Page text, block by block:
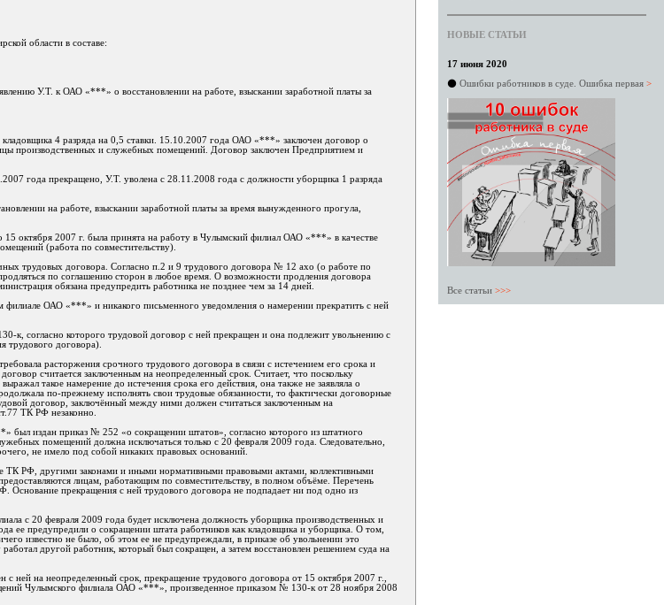
НОВЫЕ СТАТЬИ
17 июня 2020
⚫ Ошибки работников в суде. Ошибка первая >
Все статьи >>>
области в составе:
У.Т. к ОАО «***» о восстановлении на работе, взыскании заработной платы за
4 разряда на 0,5 ставки. 15.10.2007 года ОАО «***» заключен договор о
производственных и служебных помещений. Договор заключен Предприятием и
года прекращено, У.Т. уволена с 28.11.2008 года с должности уборщика 1 разряда
на работе, взыскании заработной платы за время вынужденного прогула,
15 октября 2007 г. была принята на работу в Чулымский филиал ОАО «***» в качестве
(работа по совместительству).
трудовых договора. Согласно п.2 и 9 трудового договора № 12 ахо (о работе по
по соглашению сторон в любое время. О возможности продления договора
обязана предупредить работника не позднее чем за 14 дней.
ОАО «***» и никакого письменного уведомления о намерении прекратить с ней
к, согласно которого трудовой договор с ней прекращен и она подлежит увольнению с
трудового договора).
расторжения срочного трудового договора в связи с истечением его срока и
считается заключенным на неопределенный срок. Считает, что поскольку
такое намерение до истечения срока его действия, она также не заявляла о
по-прежнему исполнять свои трудовые обязанности, то фактически договорные
договор, заключённый между ними должен считаться заключенным на
ТК РФ незаконно.
был издан приказ № 252 «о сокращении штатов», согласно которого из штатного
помещений должна исключаться только с 20 февраля 2009 года. Следовательно,
не имело под собой никаких правовых оснований.
ТК РФ, другими законами и иными нормативными правовыми актами, коллективными
лицам, работающим по совместительству, в полном объёме. Перечень
прекращения с ней трудового договора не подпадает ни под одно из
с 20 февраля 2009 года будет исключена должность уборщика производственных и
ее предупредили о сокращении штата работников как кладовщика и уборщика. О том,
известно не было, об этом ее не предупреждали, в приказе об увольнении это
другой работник, который был сокращен, а затем восстановлен решением суда на
ней на неопределенный срок, прекращение трудового договора от 15 октября 2007 г.,
Чулымского филиала ОАО «***», произведенное приказом № 130-к от 28 ноября 2008